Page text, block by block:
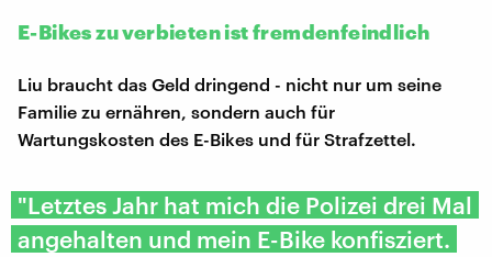
E-Bikes zu verbieten ist fremdenfeindlich
Liu braucht das Geld dringend - nicht nur um seine
Familie zu ernähren, sondern auch für
Wartungskosten des E-Bikes und für Strafzettel.
"Letztes Jahr hat mich die Polizei drei Mal
angehalten und mein E-Bike konfisziert.